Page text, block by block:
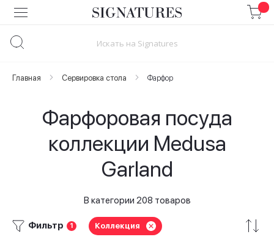
Skip
to
Главная Сервировка стола Фарфор
Фарфоровая посуда
коллекции Medusa
Garland
В категории 208 товаров
Фильтр 1 Коллекция